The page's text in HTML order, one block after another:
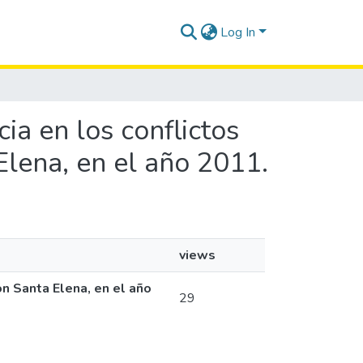
Log In
en los conflictos
en el año 2011.
views
Santa Elena, en el año
29